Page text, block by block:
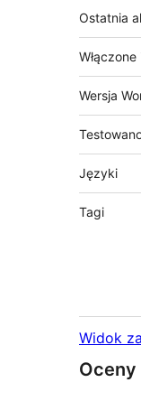
Ostatnia
Wersja
Języki
Tagi
Widok
Oceny